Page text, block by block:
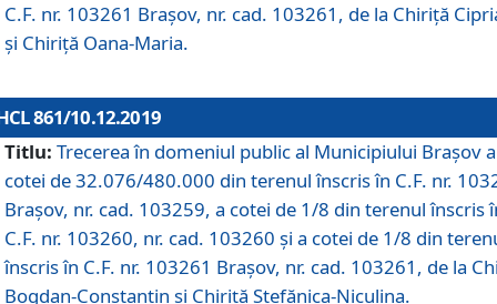
C.F. nr. 103261 Brașov, nr. cad. 103261, de la Chiriță
și Chiriță Oana-Maria.
861/10.12.2019
Titlu: Trecerea în domeniul public al Municipiului Braşov a
cotei de 32.076/480.000 din terenul înscris în C.F. nr.
Brașov, nr. cad. 103259, a cotei de 1/8 din terenul înscris
C.F. nr. 103260, nr. cad. 103260 și a cotei de 1/8 din
înscris în C.F. nr. 103261 Brașov, nr. cad. 103261, de la
Bogdan-Constantin și Chiriță Ștefănica-Niculina.